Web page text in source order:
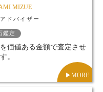
MIZUE
ドバイザー
鑑定
価値ある金額で査定させ
。
▶︎MORE